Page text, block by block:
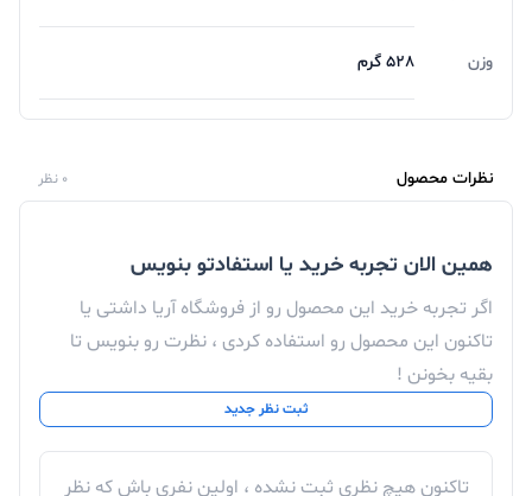
وزن 528 گرم
نظرات محصول 0 نظر
همین الان تجربه خرید یا استفادتو بنویس
اگر تجربه خرید این محصول رو از فروشگاه آریا داشتی یا
تاکنون این محصول رو استفاده کردی ، نظرت رو بنویس تا
بقیه بخونن !
ثبت نظر جدید
تاکنون هیچ نظری ثبت نشده ، اولین نفری باش که نظر